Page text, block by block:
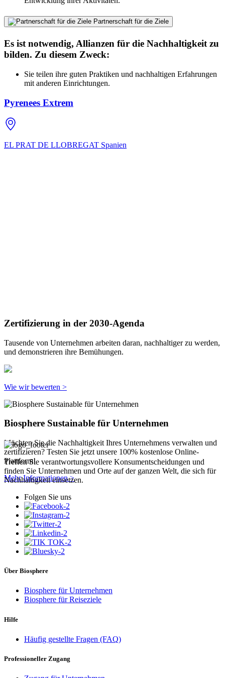
Partnerschaft für die Ziele
Es ist notwendig, Allianzen für die Nachhaltigkeit zu
bilden. Zu diesem Zweck:
Sie teilen ihre guten Praktiken und nachhaltigen Erfahrungen
mit anderen Einrichtungen.
Pyrenees Extrem
EL PRAT DE LLOBREGAT Spanien
Zertifizierung in der 2030-Agenda
Tausende von Unternehmen arbeiten daran, nachhaltiger zu werden,
und demonstrieren ihre Bemühungen.
Wie wir bewerten >
Biosphere Sustainable für Unternehmen
Möchten Sie die Nachhaltigkeit Ihres Unternehmens verwalten und
zertifizieren? Testen Sie jetzt unsere 100% kostenlose Online-
Plattform!
Mehr Informationen >
Treffen Sie verantwortungsvollere Konsumentscheidungen und
finden Sie Unternehmen und Orte auf der ganzen Welt, die sich für
Nachhaltigkeit einsetzen.
Folgen Sie uns
Über Biosphere
Biosphere für Unternehmen
Biosphere für Reiseziele
Hilfe
Häufig gestellte Fragen (FAQ)
Professioneller Zugang